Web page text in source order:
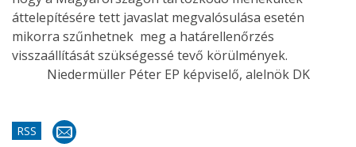
áttelepítésére tett javaslat megvalósulása esetén
mikorra szűnhetnek meg a határellenőrzés
visszaállítását szükségessé tevő körülmények.
Niedermüller Péter EP képviselő, alelnök DK
RSS